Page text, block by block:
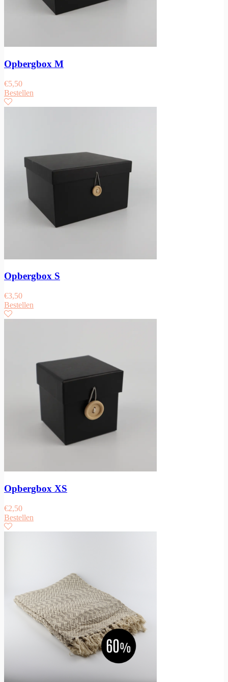
Opbergbox M
€5,50
Bestellen
Opbergbox S
€3,50
Bestellen
Opbergbox XS
€2,50
Bestellen